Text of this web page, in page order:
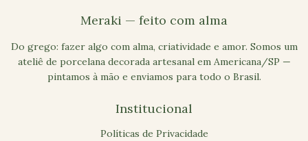
Meraki — feito com alma
Do grego: fazer algo com alma, criatividade e amor. Somos um
ateliê de porcelana decorada artesanal em Americana/SP —
pintamos à mão e enviamos para todo o Brasil.
Institucional
Políticas de Privacidade